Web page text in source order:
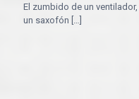
El zumbido de un
un saxofón